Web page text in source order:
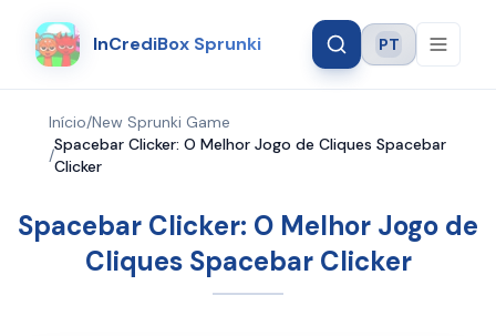
InCrediBox Sprunki Language
PT
Início/New Sprunki Game
/
Spacebar Clicker: O Melhor Jogo de Cliques Spacebar
Clicker
Spacebar Clicker: O Melhor Jogo de
Cliques Spacebar Clicker